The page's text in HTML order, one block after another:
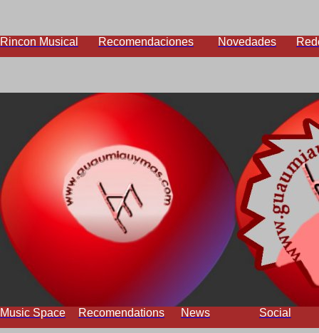
Rincon Musical Recomendaciones Novedades
Music Space Recomendations News Social